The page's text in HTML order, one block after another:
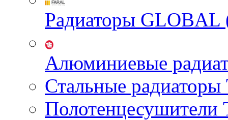
Радиаторы GLOBAL
Алюминиевые
Стальные